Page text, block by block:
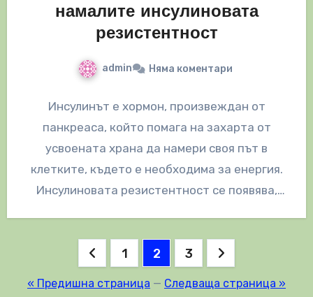
намалите инсулиновата
резистентност
admin Няма коментари
Инсулинът е хормон, произвеждан от
панкреаса, който помага на захарта от
усвоената храна да намери своя път в
клетките, където е необходима за енергия.
Инсулиновата резистентност се появява,
Разделяне
на
1 2 3
« Предишна страница — Следваща страница »